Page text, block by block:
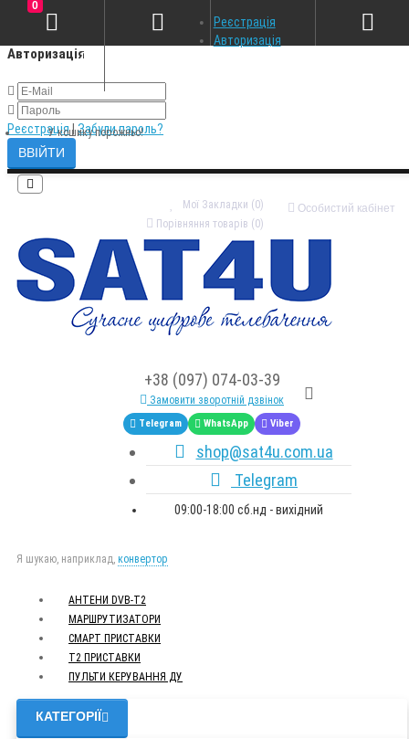
Авторизація
Реєстрація|Забули пароль?
Особистий кабінет
Мої Закладки (0)
Порівняння товарів (0)
+38 (097) 074-03-39
Замовити зворотній дзвінок
Telegram WhatsApp Viber
shop@sat4u.com.ua
Telegram
09:00-18:00 сб.нд - вихідний
Я шукаю, наприклад, конвертор
Реєстрація
Авторизація
0
У кошику порожньо!
АНТЕНИ DVB-Т2
МАРШРУТИЗАТОРИ
СМАРТ ПРИСТАВКИ
Т2 ПРИСТАВКИ
ПУЛЬТИ КЕРУВАННЯ ДУ
КАТЕГОРІЇ